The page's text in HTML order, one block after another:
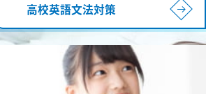
高校英語文法対策